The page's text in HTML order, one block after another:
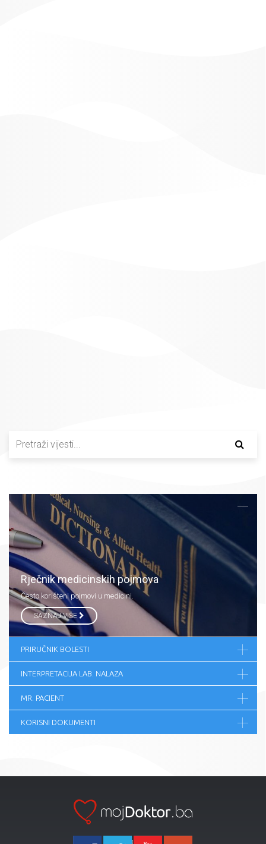
Rječnik medicinskih pojmova
Često korišteni pojmovi u medicini.
SAZNAJ VIŠE
PRIRUČNIK BOLESTI
INTERPRETACIJA LAB. NALAZA
MR. PACIENT
KORISNI DOKUMENTI
Ka-Agencija